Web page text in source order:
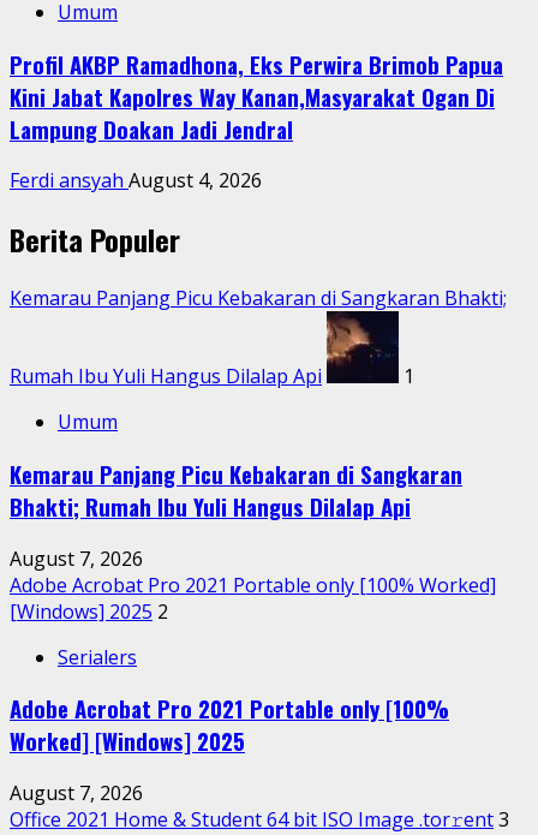
Umum
Profil AKBP Ramadhona, Eks Perwira Brimob Papua
Kini Jabat Kapolres Way Kanan,Masyarakat Ogan Di
Lampung Doakan Jadi Jendral
Ferdi ansyah August 4, 2026
Berita Populer
Kemarau Panjang Picu Kebakaran di Sangkaran Bhakti;
Rumah Ibu Yuli Hangus Dilalap Api
1
Umum
Kemarau Panjang Picu Kebakaran di Sangkaran
Bhakti; Rumah Ibu Yuli Hangus Dilalap Api
August 7, 2026
Adobe Acrobat Pro 2021 Portable only [100% Worked]
[Windows] 2025 2
Serialers
Adobe Acrobat Pro 2021 Portable only [100%
Worked] [Windows] 2025
August 7, 2026
Office 2021 Home & Student 64 bit ISO Image .tоr𝚛еnt3